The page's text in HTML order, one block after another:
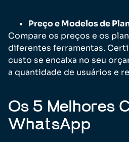
Preço e Modelos de
Compare os preços e os
diferentes ferramentas.
custo se encaixa no seu
a quantidade de usuários e
Os 5 Melhores
WhatsApp